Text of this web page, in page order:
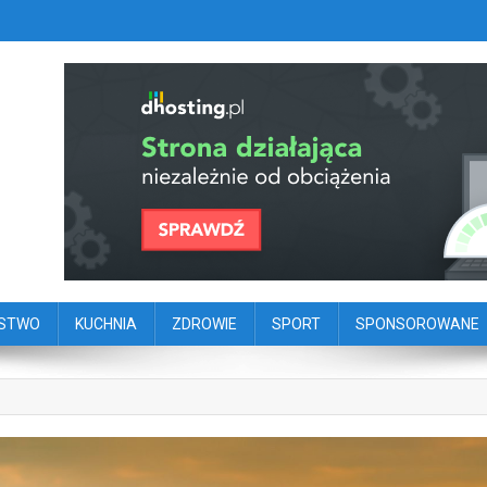
portal dziennikarstwa
KUCHNIA ZDROWIE SPORT SPONSOROWANE